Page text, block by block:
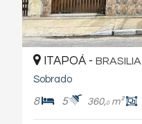
ITAPOÁ - BRASILIA
Sobrado
8 5 360,0m²